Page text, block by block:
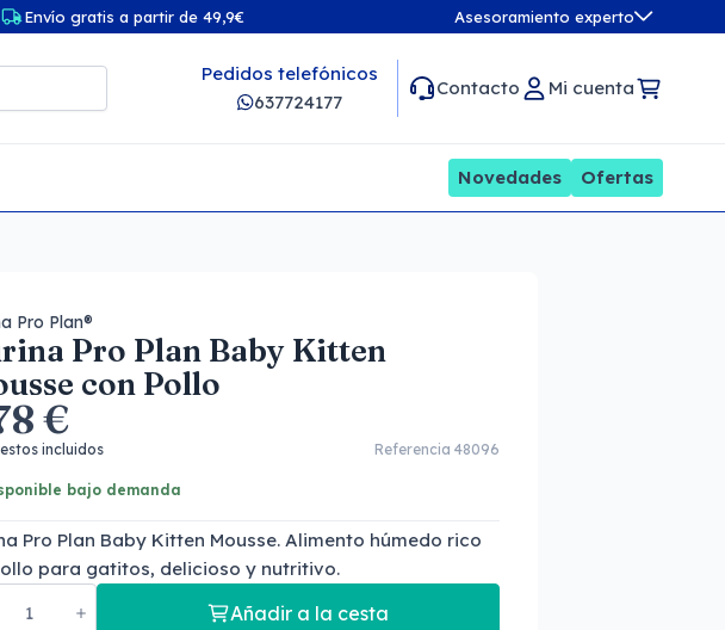
Envío gratis a partir de 49,9€ Asesoramiento experto
Pedidos telefónicos
637724177
Contacto Mi cuenta
Novedades Ofertas
Pro Plan®
Pro Plan Baby Kitten
con Pollo
€
incluidos Referencia 48096
bajo demanda
Pro Plan Baby Kitten Mousse. Alimento húmedo rico
para gatitos, delicioso y nutritivo.
Añadir a la cesta